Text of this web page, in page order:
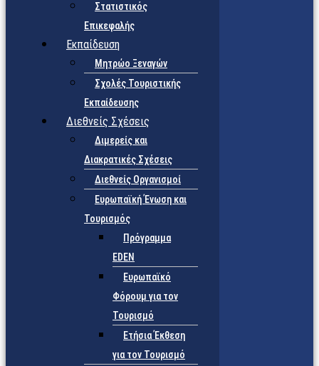
Στατιστικός
Επικεφαλής
Εκπαίδευση
Μητρώο Ξεναγών
Σχολές Τουριστικής
Εκπαίδευσης
Διεθνείς Σχέσεις
Διμερείς και
Διακρατικές Σχέσεις
Διεθνείς Οργανισμοί
Ευρωπαϊκή Ένωση και
Τουρισμός
Πρόγραμμα
EDEN
Ευρωπαϊκό
Φόρουμ για τον
Τουρισμό
Ετήσια Έκθεση
για τον Τουρισμό